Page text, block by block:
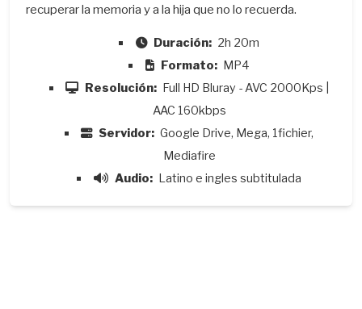
recuperar la memoria y a la hija que no lo recuerda.
Duración: 2h 20m
Formato: MP4
Resolución: Full HD Bluray - AVC 2000Kps |
AAC 160kbps
Servidor: Google Drive, Mega, 1fichier,
Mediafire
Audio: Latino e ingles subtitulada